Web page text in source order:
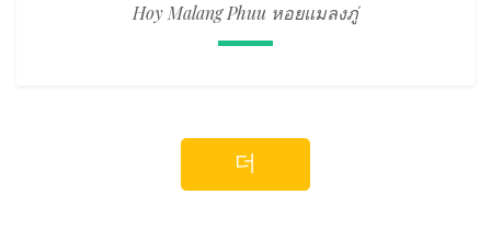
Hoy Malang Phuu หอยแมลงภู่
더